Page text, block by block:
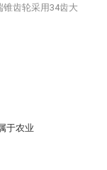
于农业
齿轮采用34齿大